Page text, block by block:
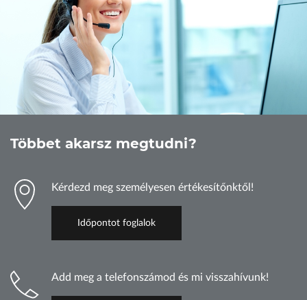
Többet akarsz megtudni?
Kérdezd meg személyesen értékesítőnktől!
Időpontot foglalok
Add meg a telefonszámod és mi visszahívunk!